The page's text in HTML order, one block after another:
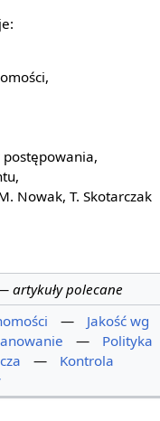
Nowak, T. Skotarczak
artykuły polecane
—
Jakość wg
—
Polityka
—
Kontrola